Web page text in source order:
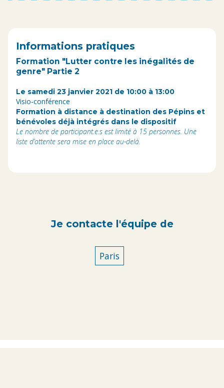
Informations pratiques
Formation "Lutter contre les inégalités de
genre" Partie 2
Le samedi 23 janvier 2021 de 10:00 à 13:00
Visio-conférence
Formation à distance à destination des Pépins et
bénévoles déjà intégrés dans le dispositif
Le nombre de participant.e.s est limité à 15 personnes. Une
liste d’attente sera mise en place au-delà.
Je contacte l'équipe de
Paris